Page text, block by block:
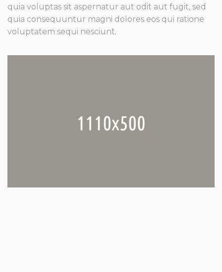
quia voluptas sit aspernatur aut odit aut fugit, sed
quia consequuntur magni dolores eos qui ratione
voluptatem sequi nesciunt.